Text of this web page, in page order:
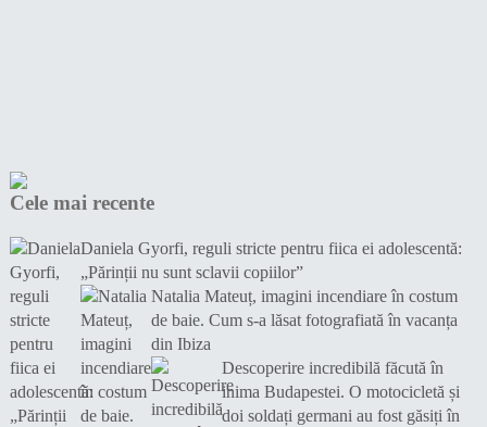
Cele mai recente
Daniela Gyorfi, reguli stricte pentru fiica ei adolescentă:
„Părinții nu sunt sclavii copiilor”
Natalia Mateuț, imagini incendiare în costum
de baie. Cum s-a lăsat fotografiată în vacanța
din Ibiza
Descoperire incredibilă făcută în
inima Budapestei. O motocicletă și
doi soldați germani au fost găsiți în